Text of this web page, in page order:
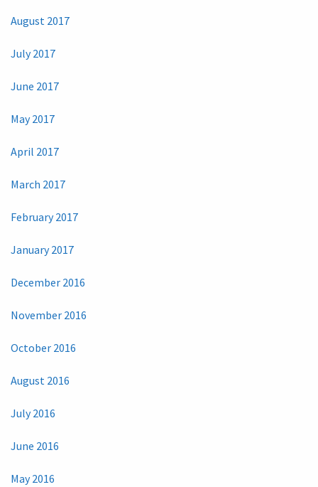
August 2017
July 2017
June 2017
May 2017
April 2017
March 2017
February 2017
January 2017
December 2016
November 2016
October 2016
August 2016
July 2016
June 2016
May 2016